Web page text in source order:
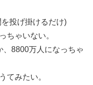
投げ掛けるだけ)
ちゃいない。
8800万人になっちゃ
てみたい。